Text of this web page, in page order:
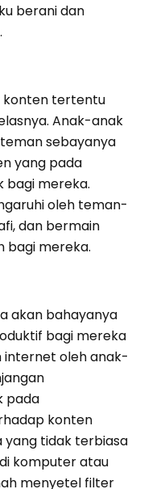
berani dan
konten tertentu
Anak-anak
sebayanya
yang pada
bagi mereka.
oleh teman-
dan bermain
bagi mereka.
akan bahayanya
bagi mereka
internet oleh anak-
pada
konten
yang tidak terbiasa
komputer atau
menyetel filter